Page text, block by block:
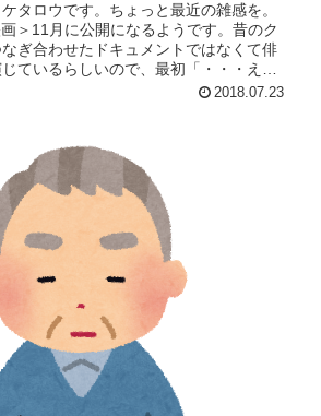
タロウです。ちょっと最近の雑感を。
＞11月に公開になるようです。昔のク
ぎ合わせたドキュメントではなくて俳
ているらしいので、最初「・・・ええ
2018.07.23